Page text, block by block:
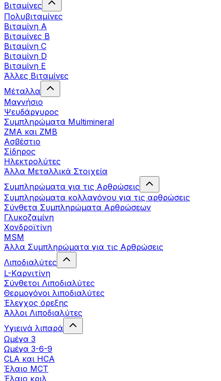
Βιταμίνες
Πολυβιταμίνες
Βιταμίνη Α
Βιταμίνες Β
Βιταμίνη C
Βιταμίνη D
Βιταμίνη Ε
Άλλες Βιταμίνες
Μέταλλα
Μαγνήσιο
Ψευδάργυρος
Συμπληρώματα Multimineral
ZMA και ZMB
Ασβέστιο
Σίδηρος
Ηλεκτρολύτες
Άλλα Mεταλλικά Στοιχεία
Συμπληρώματα για τις Αρθρώσεις
Συμπληρώματα κολλαγόνου για τις αρθρώσεις
Σύνθετα Συμπληρώματα Αρθρώσεων
Γλυκοζαμίνη
Χονδροϊτίνη
MSM
Άλλα Συμπληρώματα για τις Αρθρώσεις
Λιποδιαλύτες
L-Kαρνιτίνη
Σύνθετοι Λιποδιαλύτες
Θερμογόνοι λιποδιαλύτες
Έλεγχος όρεξης
Άλλοι Λιποδιαλύτες
Υγιεινά λιπαρά
Ωμέγα 3
Ωμέγα 3-6-9
CLA και HCA
Έλαιο MCT
Έλαιο κριλ